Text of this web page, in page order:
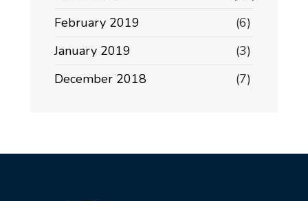
February 2019
(6)
January 2019
(3)
December 2018
(7)